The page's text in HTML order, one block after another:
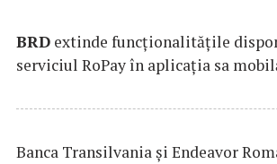
BRD extinde funcţionalităţile
serviciul RoPay în aplicaţia sa
Banca Transilvania şi Endeavor